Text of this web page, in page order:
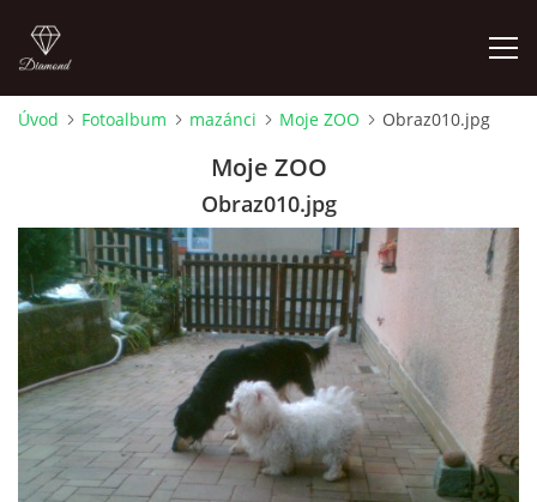
Pepouch
+420605716650
Úvod Fotoalbum mazánci Moje ZOO Obraz010.jpg
Moje ZOO
Obraz010.jpg